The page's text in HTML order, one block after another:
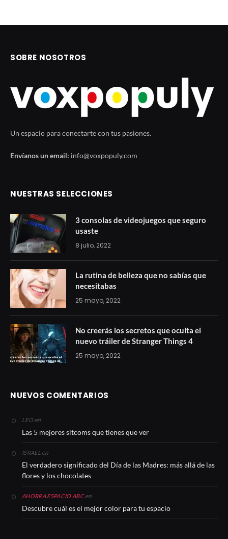
SOBRE NOSOTROS
Un espacio para conectarte con tus pasiones.
Envíanos un email: info@voxpopuly.com
NUESTRAS SELECCIONES
3 consolas de videojuegos que seguro
usaste
8 julio, 2022
La rutina de belleza que no sabías que
necesitabas
25 mayo, 2022
No creerás los secretos que oculta el
nuevo tráiler de Stranger Things 4
25 mayo, 2022
NUEVOS COMENTARIOS
LEOen
Las 5 mejores sitcoms que tienes que ver
ISRAEL en
El verdadero significado del Día de las Madres: más allá de las
flores y los chocolates
AHORRA ESPACIO ABCen
Descubre cuál es el mejor color para tu espacio